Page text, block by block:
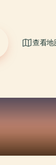
查看地